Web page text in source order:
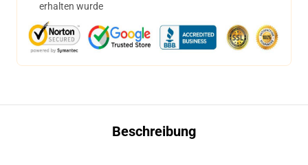
erhalten wurde
Beschreibung